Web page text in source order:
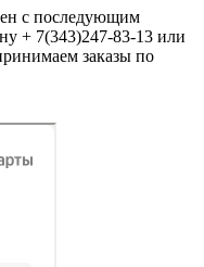
с последующим
+ 7(343)247-83-13 или
заказы по